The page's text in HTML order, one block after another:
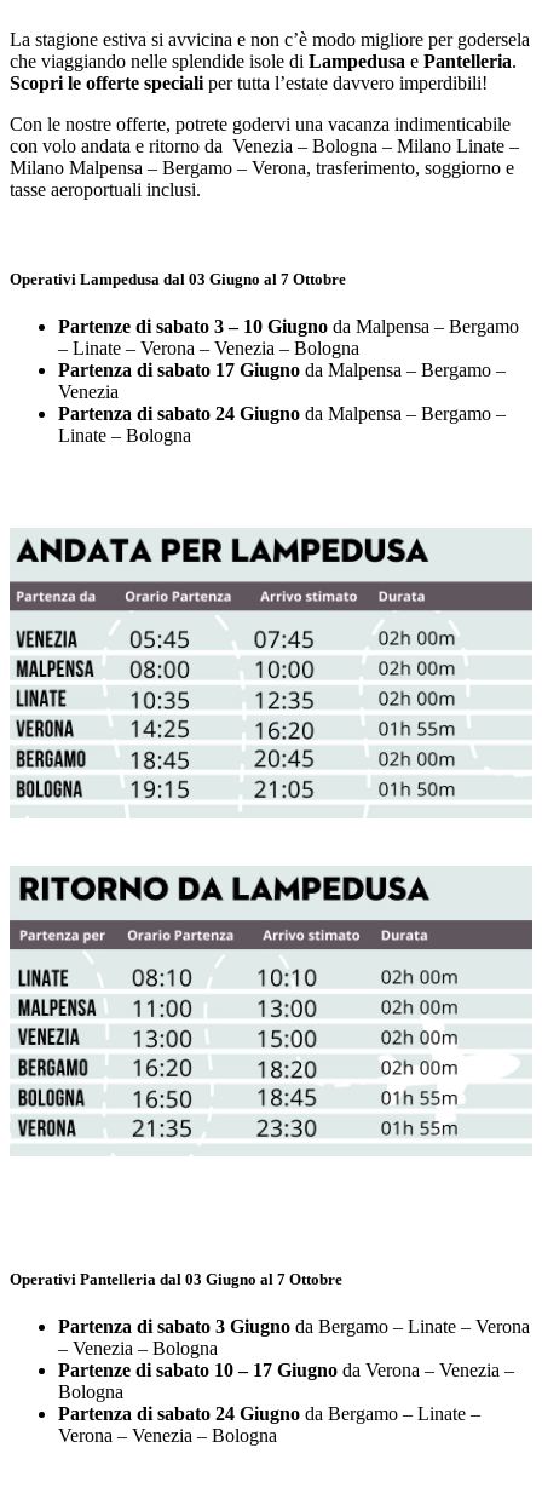
al
contenuto
La stagione estiva si avvicina e non c’è modo migliore per godersela
che viaggiando nelle splendide isole di Lampedusa e Pantelleria.
Scopri le offerte speciali per tutta l’estate davvero imperdibili!
Con le nostre offerte, potrete godervi una vacanza indimenticabile
con volo andata e ritorno da Venezia – Bologna – Milano Linate –
Milano Malpensa – Bergamo – Verona, trasferimento, soggiorno e
tasse aeroportuali inclusi.
Operativi Lampedusa dal 03 Giugno al 7 Ottobre
Partenze di sabato 3 – 10 Giugno da Malpensa – Bergamo
– Linate – Verona – Venezia – Bologna
Partenza di sabato 17 Giugno da Malpensa – Bergamo –
Venezia
Partenza di sabato 24 Giugno da Malpensa – Bergamo –
Linate – Bologna
Operativi Pantelleria dal 03 Giugno al 7 Ottobre
Partenza di sabato 3 Giugno da Bergamo – Linate – Verona
– Venezia – Bologna
Partenze di sabato 10 – 17 Giugno da Verona – Venezia –
Bologna
Partenza di sabato 24 Giugno da Bergamo – Linate –
Verona – Venezia – Bologna